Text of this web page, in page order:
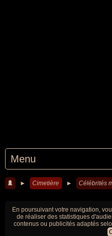
Menu
► Cimetière ► Célébrités
En poursuivant votre navigation,
de réaliser des statistiques
contenus ou publicités adaptés